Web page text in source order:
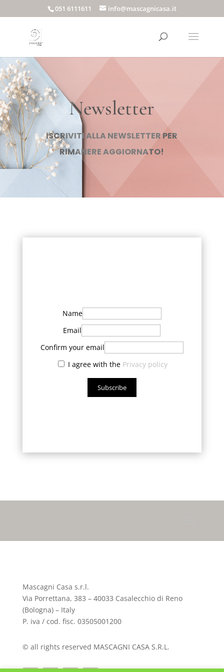
051 6111611 info@mascagnicasa.it
Newsletter
ISCRIVITI ALLA NEWSLETTER PER
RIMANERE AGGIORNATO!
Name
Email
Confirm your email
I agree with the Privacy policy
Subscribe
Mascagni Casa s.r.l.
Via Porrettana, 383 – 40033 Casalecchio di Reno
(Bologna) – Italy
P. iva / cod. fisc. 03505001200
© all rights reserved MASCAGNI CASA S.R.L.